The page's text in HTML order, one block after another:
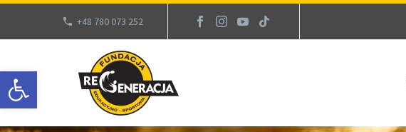
Otwórz pasek narzędzi
+48 780 073 252